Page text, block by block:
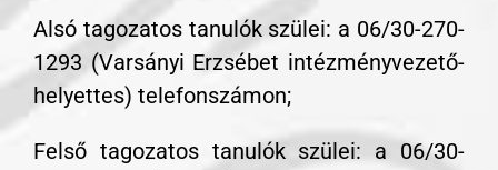
Alsó tagozatos tanulók szülei: a 06/30-270-
1293 (Varsányi Erzsébet intézményvezető-
helyettes) telefonszámon;
Felső tagozatos tanulók szülei: a 06/30-